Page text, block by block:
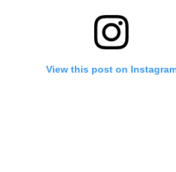
View this post on